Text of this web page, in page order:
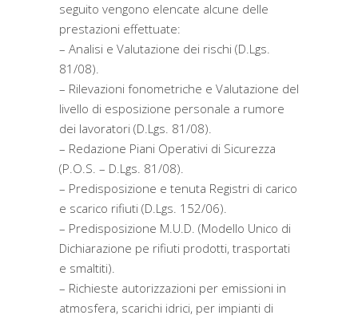
seguito vengono elencate alcune delle
prestazioni effettuate:
– Analisi e Valutazione dei rischi (D.Lgs.
81/08).
– Rilevazioni fonometriche e Valutazione del
livello di esposizione personale a rumore
dei lavoratori (D.Lgs. 81/08).
– Redazione Piani Operativi di Sicurezza
(P.O.S. – D.Lgs. 81/08).
– Predisposizione e tenuta Registri di carico
e scarico rifiuti (D.Lgs. 152/06).
– Predisposizione M.U.D. (Modello Unico di
Dichiarazione pe rifiuti prodotti, trasportati
e smaltiti).
– Richieste autorizzazioni per emissioni in
atmosfera, scarichi idrici, per impianti di